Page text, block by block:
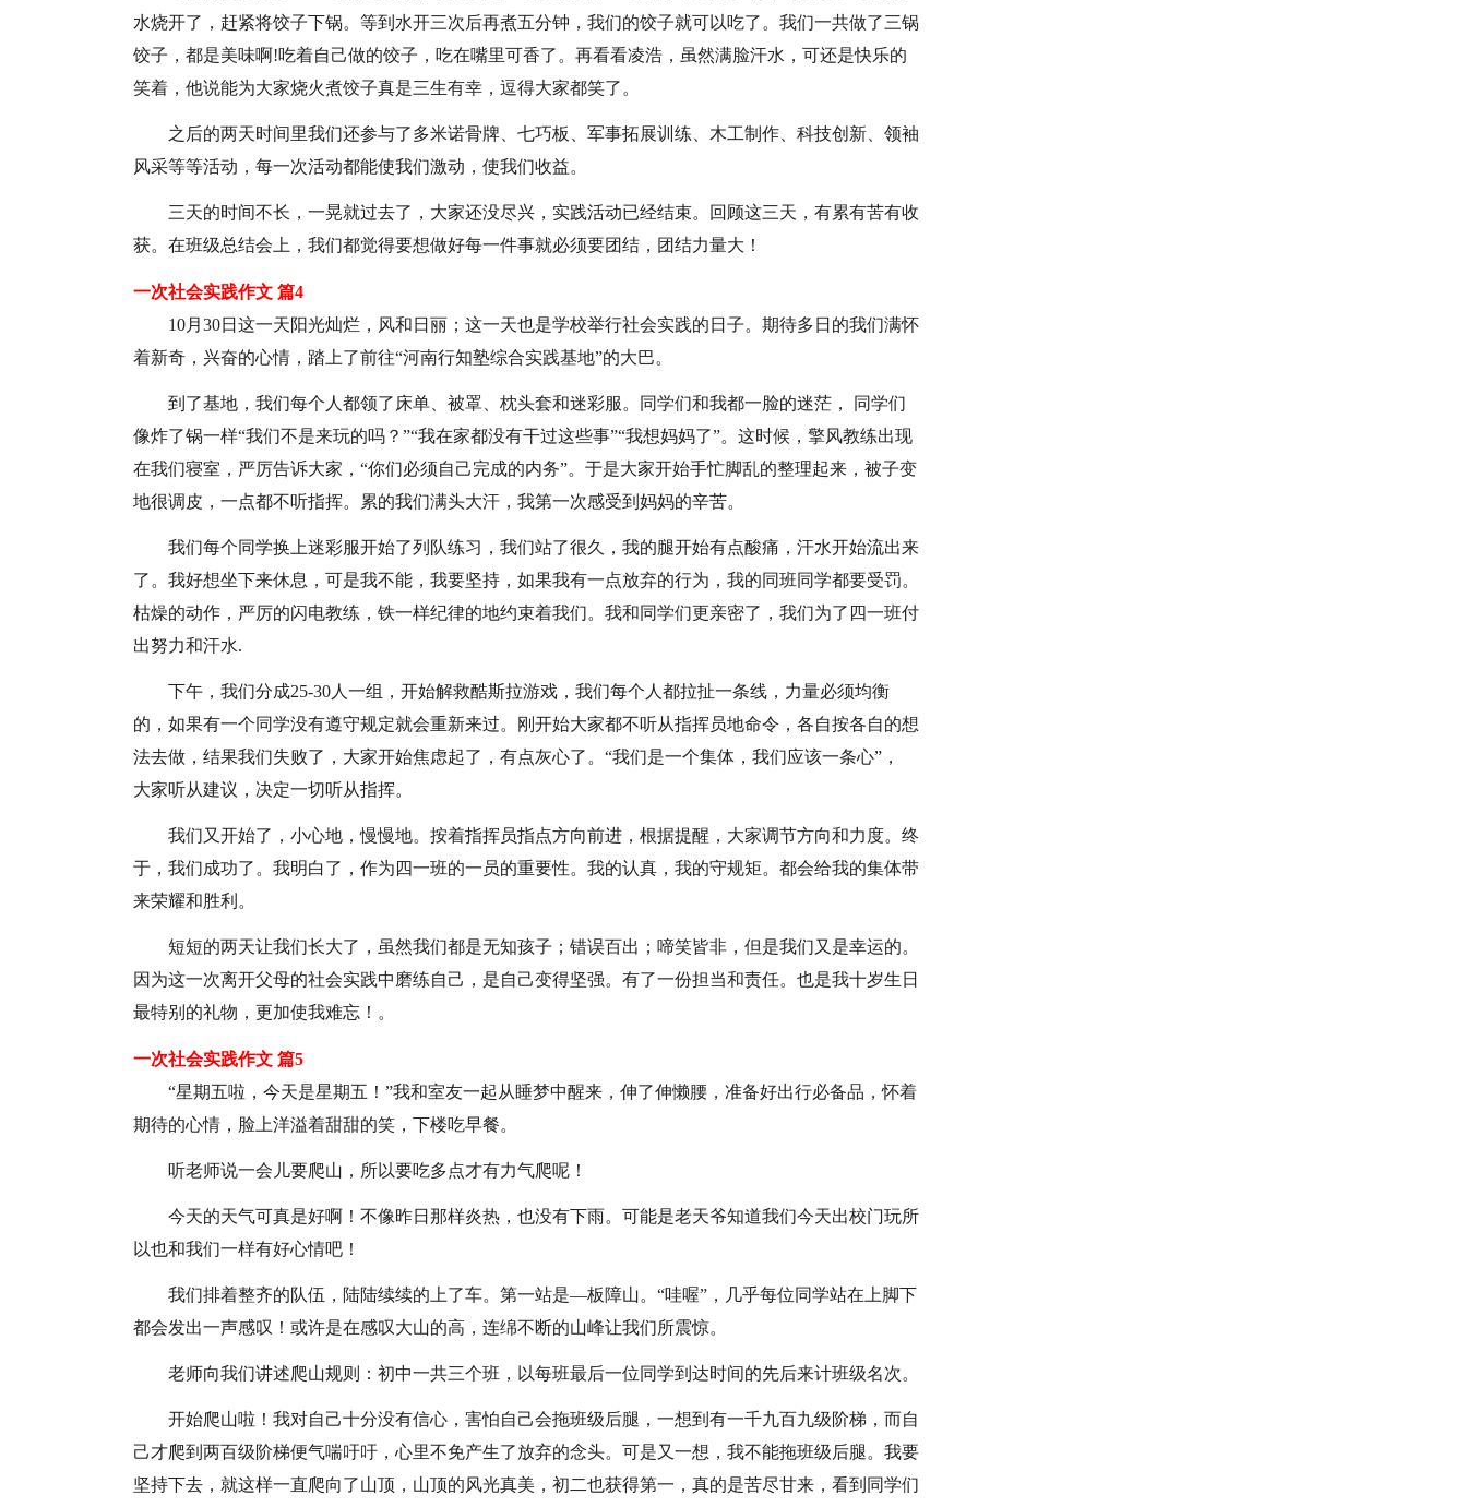
水烧开了，赶紧将饺子下锅。等到水开三次后再煮五分钟，我们的饺子就可以吃了。我们一共做了三锅
饺子，都是美味啊!吃着自己做的饺子，吃在嘴里可香了。再看看凌浩，虽然满脸汗水，可还是快乐的
笑着，他说能为大家烧火煮饺子真是三生有幸，逗得大家都笑了。
之后的两天时间里我们还参与了多米诺骨牌、七巧板、军事拓展训练、木工制作、科技创新、领袖
风采等等活动，每一次活动都能使我们激动，使我们收益。
三天的时间不长，一晃就过去了，大家还没尽兴，实践活动已经结束。回顾这三天，有累有苦有收
获。在班级总结会上，我们都觉得要想做好每一件事就必须要团结，团结力量大！
一次社会实践作文 篇4
10月30日这一天阳光灿烂，风和日丽；这一天也是学校举行社会实践的日子。期待多日的我们满怀
着新奇，兴奋的心情，踏上了前往“河南行知塾综合实践基地”的大巴。
到了基地，我们每个人都领了床单、被罩、枕头套和迷彩服。同学们和我都一脸的迷茫， 同学们
像炸了锅一样“我们不是来玩的吗？”“我在家都没有干过这些事”“我想妈妈了”。这时候，擎风教练出现
在我们寝室，严厉告诉大家，“你们必须自己完成的内务”。于是大家开始手忙脚乱的整理起来，被子变
地很调皮，一点都不听指挥。累的我们满头大汗，我第一次感受到妈妈的辛苦。
我们每个同学换上迷彩服开始了列队练习，我们站了很久，我的腿开始有点酸痛，汗水开始流出来
了。我好想坐下来休息，可是我不能，我要坚持，如果我有一点放弃的行为，我的同班同学都要受罚。
枯燥的动作，严厉的闪电教练，铁一样纪律的地约束着我们。我和同学们更亲密了，我们为了四一班付
出努力和汗水.
下午，我们分成25-30人一组，开始解救酷斯拉游戏，我们每个人都拉扯一条线，力量必须均衡
的，如果有一个同学没有遵守规定就会重新来过。刚开始大家都不听从指挥员地命令，各自按各自的想
法去做，结果我们失败了，大家开始焦虑起了，有点灰心了。“我们是一个集体，我们应该一条心”，
大家听从建议，决定一切听从指挥。
我们又开始了，小心地，慢慢地。按着指挥员指点方向前进，根据提醒，大家调节方向和力度。终
于，我们成功了。我明白了，作为四一班的一员的重要性。我的认真，我的守规矩。都会给我的集体带
来荣耀和胜利。
短短的两天让我们长大了，虽然我们都是无知孩子；错误百出；啼笑皆非，但是我们又是幸运的。
因为这一次离开父母的社会实践中磨练自己，是自己变得坚强。有了一份担当和责任。也是我十岁生日
最特别的礼物，更加使我难忘！。
一次社会实践作文 篇5
“星期五啦，今天是星期五！”我和室友一起从睡梦中醒来，伸了伸懒腰，准备好出行必备品，怀着
期待的心情，脸上洋溢着甜甜的笑，下楼吃早餐。
听老师说一会儿要爬山，所以要吃多点才有力气爬呢！
今天的天气可真是好啊！不像昨日那样炎热，也没有下雨。可能是老天爷知道我们今天出校门玩所
以也和我们一样有好心情吧！
我们排着整齐的队伍，陆陆续续的上了车。第一站是—板障山。“哇喔”，几乎每位同学站在上脚下
都会发出一声感叹！或许是在感叹大山的高，连绵不断的山峰让我们所震惊。
老师向我们讲述爬山规则：初中一共三个班，以每班最后一位同学到达时间的先后来计班级名次。
开始爬山啦！我对自己十分没有信心，害怕自己会拖班级后腿，一想到有一千九百九级阶梯，而自
己才爬到两百级阶梯便气喘吁吁，心里不免产生了放弃的念头。可是又一想，我不能拖班级后腿。我要
坚持下去，就这样一直爬向了山顶，山顶的风光真美，初二也获得第一，真的是苦尽甘来，看到同学们